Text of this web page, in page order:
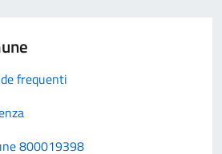
frequenti
800019398